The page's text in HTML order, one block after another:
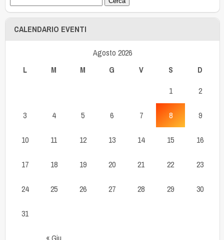
CALENDARIO EVENTI
Agosto 2026
L
M M G V S D
1 2
3 4 5 6 7 8 9
10 11 12 13 14 15 16
17 18 19 20 21 22 23
24 25 26 27 28 29 30
31